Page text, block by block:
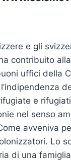
e gli
contribuito
uffici della
e
nel senso
avveniva
Lo
di una